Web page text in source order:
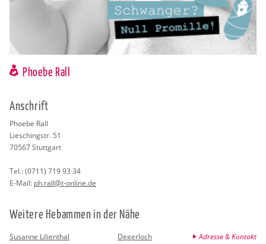
Phoebe Rall
An­schrift
Pho­ebe Rall
Lies­chingstr. 51
70567Stutt­gart
Tel.:(0711) 719 93 34
E-Mail: ph.​rall@​t-​online.​de
Wei­te­re Heb­am­men in der Nähe
Susanne Lilienthal Degerloch Adresse & Kontakt